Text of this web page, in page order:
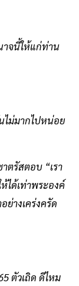
าจนี้ให้แก่ท่าน
ไม่มากไปหน่อย
ตรัสตอบ “เรา
ได้เท่าพระองค์
างเคร่งครัด
ตัวเถิด ดีไหม